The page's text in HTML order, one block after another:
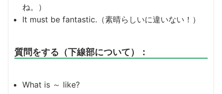
ね。）
It must be fantastic.（素晴らしいに違いない！）
質問をする（下線部について）：
What is ～ like?